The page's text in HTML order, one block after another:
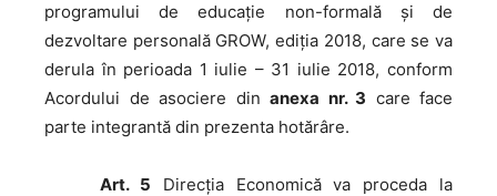
programului de educație non-formală și de
dezvoltare personală GROW, ediția 2018, care se va
derula în perioada 1 iulie – 31 iulie 2018, conform
Acordului de asociere din anexa nr. 3 care face
parte integrantă din prezenta hotărâre.
Art. 5 Direcţia Economică va proceda la